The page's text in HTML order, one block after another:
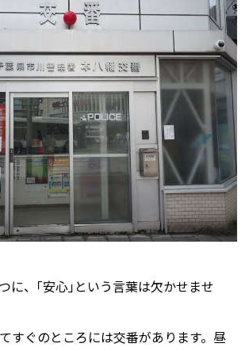
に、｢安心｣という言葉は欠かせませ
すぐのところには交番があります。昼